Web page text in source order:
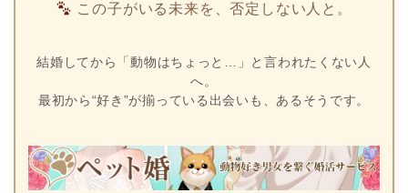
この子がいる未来を、否定しない人と。
結婚してから「動物はちょっと…」と言われたくない人
へ。
最初から“好き”が揃っている出会いも、あるそうです。